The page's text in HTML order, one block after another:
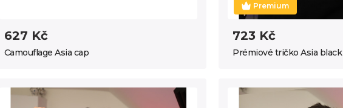
627 Kč
Camouflage Asia cap
Premium
723 Kč
Prémiové tričko Asia black